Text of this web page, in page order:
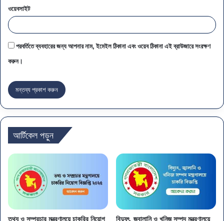
ওয়েবসাইট
পরবর্তিতে ব্যবহারের জন্য আপনার নাম, ইমেইল ঠিকানা এবং ওয়েব ঠিকানা এই ব্রাউজারে সংরক্ষণ
করুন।
আর্টিকেল পড়ুন
তথ্য ও সম্প্রচার মন্ত্রণালয়ে চাকরির নিয়োগ
বিদ্যুৎ, জ্বালানি ও খনিজ সম্পদ মন্ত্রণালয়ে